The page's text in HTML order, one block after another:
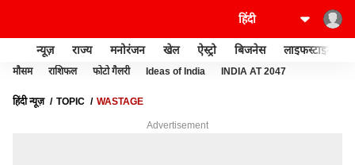
न्यूज़ राज्य मनोरंजन खेल ऐस्ट्रो बिजनेस लाइफस्टाइल
मौसम राशिफल फोटो गैलरी Ideas of India INDIA AT 2047
हिंदी न्यूज़ TOPIC WASTAGE
Advertisement